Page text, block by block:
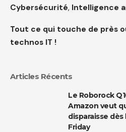
Cybersécurité, Intelligence
Tout ce qui touche de près
technos IT !
Articles Récents
Le Roborock
Amazon veut
disparaisse
Friday